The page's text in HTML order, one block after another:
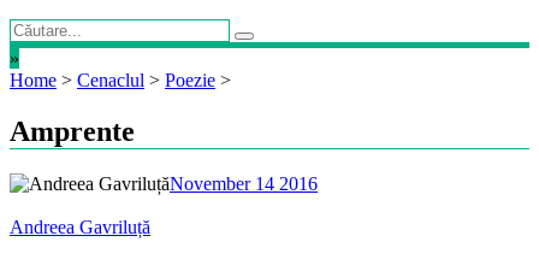
»
Home > Cenaclul > Poezie >
Amprente
November 14 2016
Andreea Gavriluță